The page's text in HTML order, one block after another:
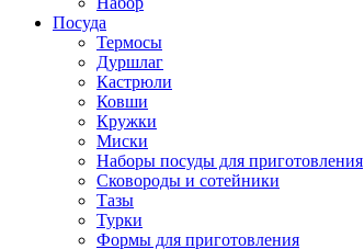
Посуда
Термосы
Дуршлаг
Кастрюли
Ковши
Кружки
Миски
Наборы посуды для приготовления
Сковороды и сотейники
Тазы
Турки
Формы для приготовления